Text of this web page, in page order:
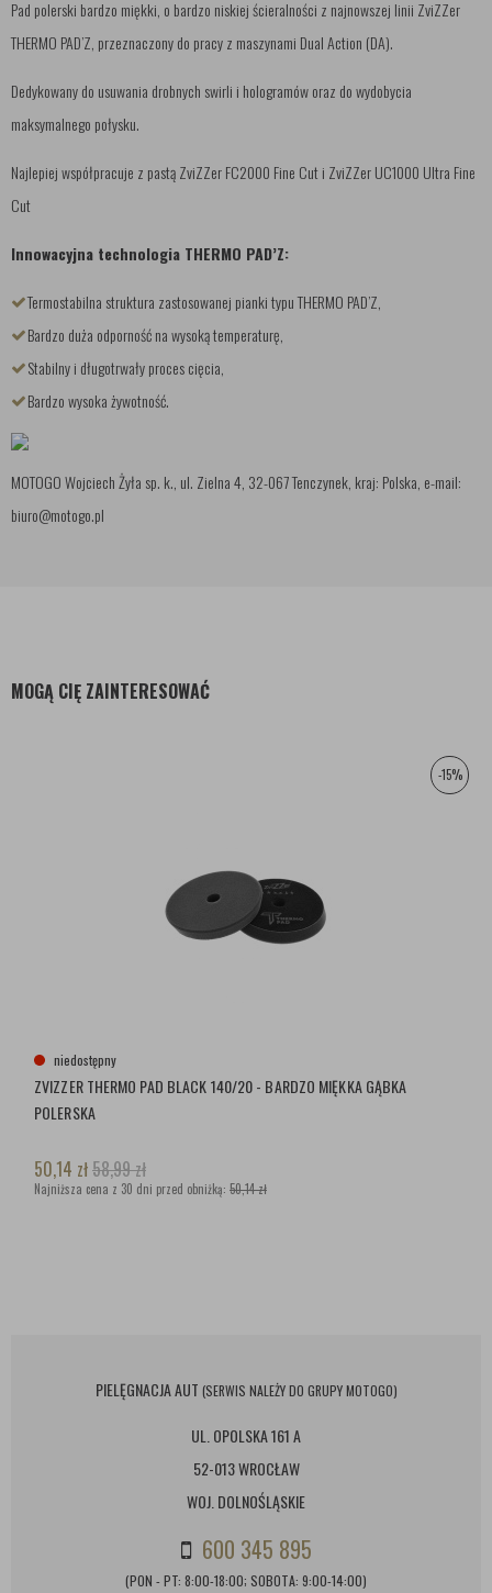
Pad polerski bardzo miękki, o bardzo niskiej ścieralności z najnowszej linii ZviZZer
THERMO PAD’Z, przeznaczony do pracy z maszynami Dual Action (DA).
Dedykowany do usuwania drobnych swirli i hologramów oraz do wydobycia
maksymalnego połysku.
Najlepiej współpracuje z pastą ZviZZer FC2000 Fine Cut i ZviZZer UC1000 Ultra Fine
Cut
Innowacyjna technologia THERMO PAD’Z:
Termostabilna struktura zastosowanej pianki typu THERMO PAD’Z,
Bardzo duża odporność na wysoką temperaturę,
Stabilny i długotrwały proces cięcia,
Bardzo wysoka żywotność.
MOTOGO Wojciech Żyła sp. k., ul. Zielna 4, 32-067 Tenczynek, kraj: Polska, e-mail:
biuro@motogo.pl
MOGĄ CIĘ ZAINTERESOWAĆ
-15%
niedostępny
ZVIZZER THERMO PAD BLACK 140/20 - BARDZO MIĘKKA GĄBKA
POLERSKA
50,14 zł58,99zł
Najniższa cena z 30 dni przed obniżką: 50,14 zł
PIELĘGNACJA AUT (SERWIS NALEŻY DO GRUPY MOTOGO)
UL. OPOLSKA 161 A
52-013 WROCŁAW
WOJ. DOLNOŚLĄSKIE
600 345 895
(PON - PT: 8:00-18:00; SOBOTA: 9:00-14:00)